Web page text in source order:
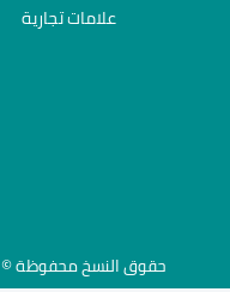
علامات تجارية
حقوق النسخ محفوظة © 2020 لدى